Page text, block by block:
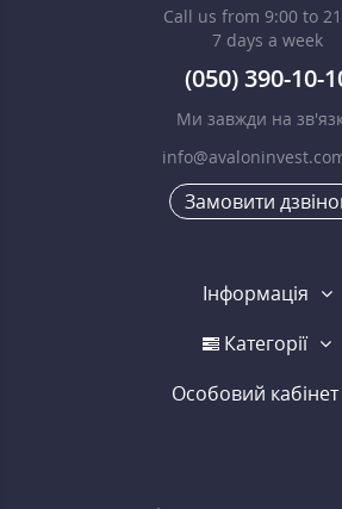
Call us from 9:00 to
7 days a week
(050) 390-10-
Ми завжди на
Замовити
Інформація
Категорії
Особовий кабінет